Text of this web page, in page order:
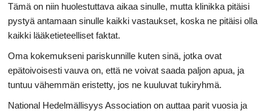
Tämä on niin huolestuttava aikaa sinulle, mutta klinikka pitäisi
pystyä antamaan sinulle kaikki vastaukset, koska ne pitäisi olla
kaikki lääketieteelliset faktat.
Oma kokemukseni pariskunnille kuten sinä, jotka ovat
epätoivoisesti vauva on, että ne voivat saada paljon apua, ja
tuntuu vähemmän eristetty, jos ne kuuluvat tukiryhmä.
National Hedelmällisyys Association on auttaa parit vuosia ja